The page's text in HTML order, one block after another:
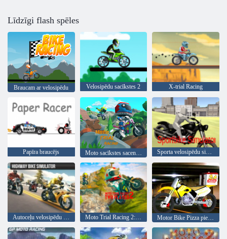
Līdzīgi flash spēles
Braucam ar velosipēdu Velosipēdu sacīkstes 2 X-trial Racing
Papīra braucējs Moto sacīkstes sacensības Sporta velosipēdu simulators
Autoceļu velosipēdu simulators Moto Trial Racing 2: divi spēlētāji Motor Bike Pizza piegāde 2020